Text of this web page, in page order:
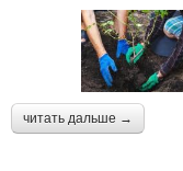
читать дальше →